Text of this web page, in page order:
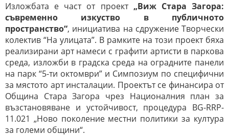
Изложбата е част от проект „Виж Стара Загора:
съвременно изкуство в публичното
пространство“, инициатива на сдружение Творчески
колектив “На улицата”. В рамките на този проект бяха
реализирани арт намеси с графити артисти в паркова
среда, изложби в градска среда на оградните панели
на парк “5-ти октомври” и Симпозиум по специфични
за мястото арт инсталации. Проектът се финансира от
Община Стара Загора чрез Националния план за
възстановяване и устойчивост, процедура BG-RRP-
11.021 „Ново поколение местни политики за култура
за големи общини“.